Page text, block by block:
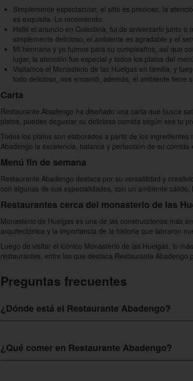
Simplemente espectacular, el sitio es precioso, la
es exquisita. Lo recomiendo.
Hallé el anuncio en Colectivia, fui de aniversario junto
simplemente delicioso, el ambiente es agradable y el
Mi hermana y yo fuimos para su cumpleaños, así que
lugar, la atención fue especial y todos los platos del
Visitamos el Monasterio de las Huelgas en familia, y
todo delicioso, nos encantó, además, el ambiente tiene
Carta
Restaurante Abadengo ha diseñado una carta que busca
platos, puedes degustar su deliciosa comida según sea tu
Todos los platos son elaborados a partir de los
Abadengo la excelencia, balance y perfección de su
Menú fin de semana
Restaurante Abadengo destaca por su versatilidad y
con algunas de sus especialidades, con un ambiente
Restaurantes cerca del monasterio de las
Monasterio de Huelgas es una de las construcciones más
arquitectónica y la importancia de la historia que labraron
Luego de visitar el icónico Monasterio de las Huelgas, lo
restaurantes, entre los que destaca Restaurante
Preguntas frecuentes
¿Dónde está el Restaurante Abadengo?
al Monasterio de las Huelgas, muy cerca del centro de la
apartar cupos.
¿Qué comer en Restaurante Abadengo?